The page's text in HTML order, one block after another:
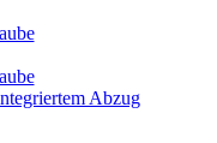
Abzug